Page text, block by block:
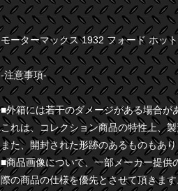
モーターマックス 1932 フォード ホッ
-注意事項-
■外箱には若干のダメージがある場合が
これは、コレクション商品の特性上、
また、開封された形跡のあるものもあ
■商品画像について、一部メーカー提
際の商品の仕様を優先とさせて頂きま